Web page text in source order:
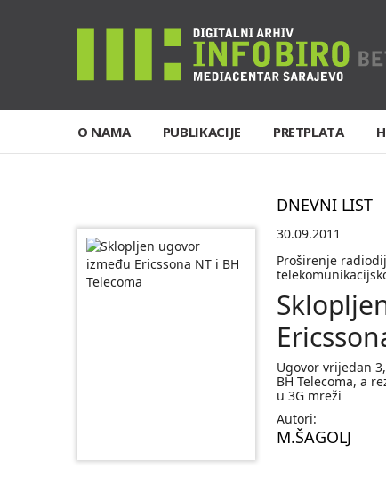
O NAMA PUBLIKACIJE PRETPLATA
DNEVNI LIST
30.09.2011
Proširenje
Ugovor vrijedan
BH Telecoma, a
u 3G mreži
Autori:
M.ŠAGOLJ